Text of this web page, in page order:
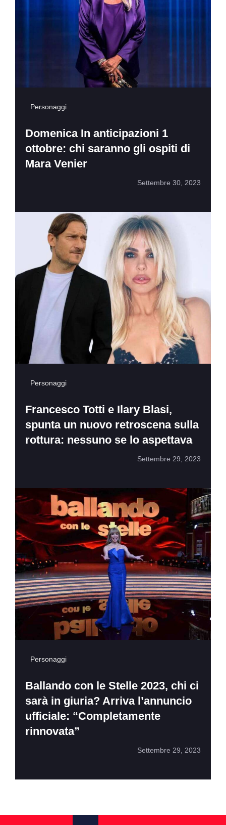
Personaggi
Domenica In anticipazioni 1
ottobre: chi saranno gli ospiti di
Mara Venier
Settembre 30, 2023
Personaggi
Francesco Totti e Ilary Blasi,
spunta un nuovo retroscena sulla
rottura: nessuno se lo aspettava
Settembre 29, 2023
Personaggi
Ballando con le Stelle 2023, chi ci
sarà in giuria? Arriva l’annuncio
ufficiale: “Completamente
rinnovata”
Settembre 29, 2023